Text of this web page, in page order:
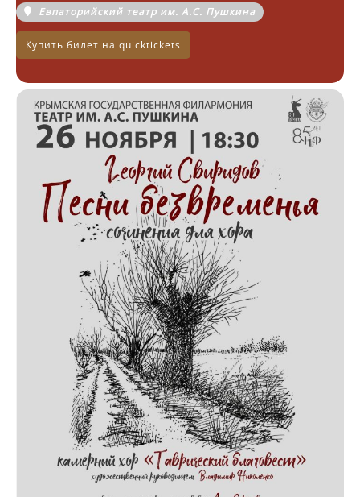
Евпаторийский театр им. А.С. Пушкина
Купить билет на quicktickets